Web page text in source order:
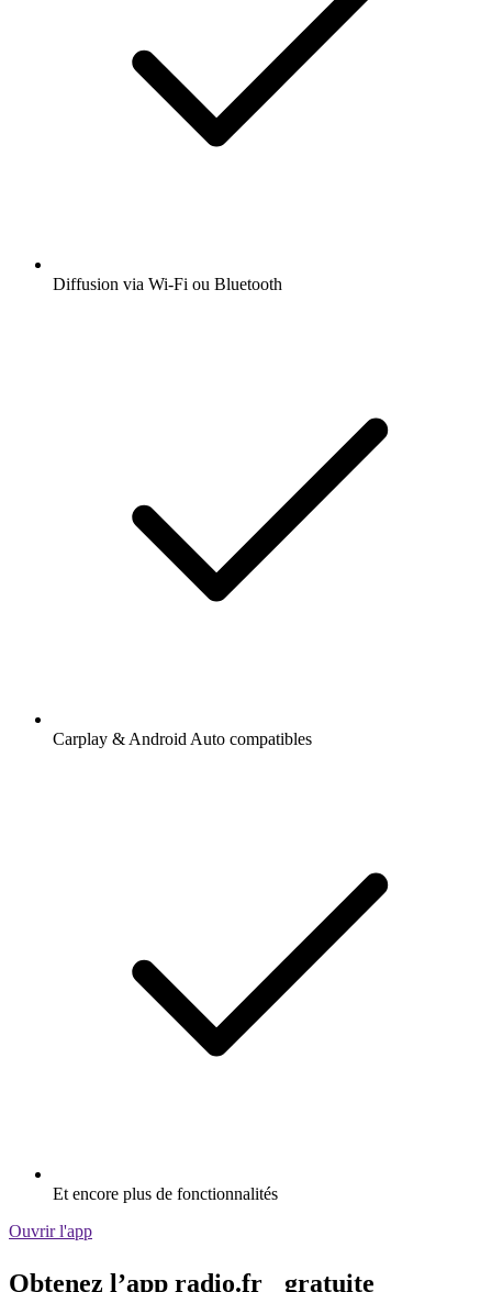
Diffusion via Wi-Fi ou Bluetooth
Carplay & Android Auto compatibles
Et encore plus de fonctionnalités
Ouvrir l'app
Obtenez l’app radio.fr gratuite